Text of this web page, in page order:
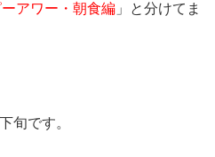
アワー・朝食編 」と分けてま
旬です。